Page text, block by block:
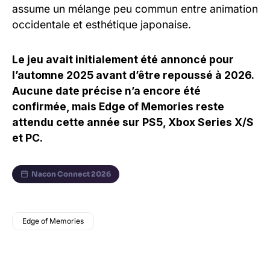
assume un mélange peu commun entre animation
occidentale et esthétique japonaise.
Le jeu avait initialement été annoncé pour
l’automne 2025 avant d’être repoussé à 2026.
Aucune date précise n’a encore été
confirmée, mais Edge of Memories reste
attendu cette année sur PS5, Xbox Series X/S
et PC.
Nacon Connect 2026
Edge of Memories